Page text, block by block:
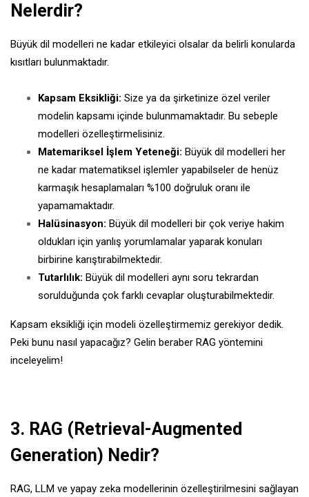
Nelerdir?
Büyük dil modelleri ne kadar etkileyici olsalar da belirli konularda
kısıtları bulunmaktadır.
Kapsam Eksikliği: Size ya da şirketinize özel veriler
modelin kapsamı içinde bulunmamaktadır. Bu sebeple
modelleri özelleştirmelisiniz.
Matemariksel İşlem Yeteneği: Büyük dil modelleri her
ne kadar matematiksel işlemler yapabilseler de henüz
karmaşık hesaplamaları %100 doğruluk oranı ile
yapamamaktadır.
Halüsinasyon: Büyük dil modelleri bir çok veriye hakim
oldukları için yanlış yorumlamalar yaparak konuları
birbirine karıştırabilmektedir.
Tutarlılık: Büyük dil modelleri aynı soru tekrardan
sorulduğunda çok farklı cevaplar oluşturabilmektedir.
Kapsam eksikliği için modeli özelleştirmemiz gerekiyor dedik.
Peki bunu nasıl yapacağız? Gelin beraber RAG yöntemini
inceleyelim!
3. RAG (Retrieval-Augmented
Generation) Nedir?
RAG, LLM ve yapay zeka modellerinin özelleştirilmesini sağlayan